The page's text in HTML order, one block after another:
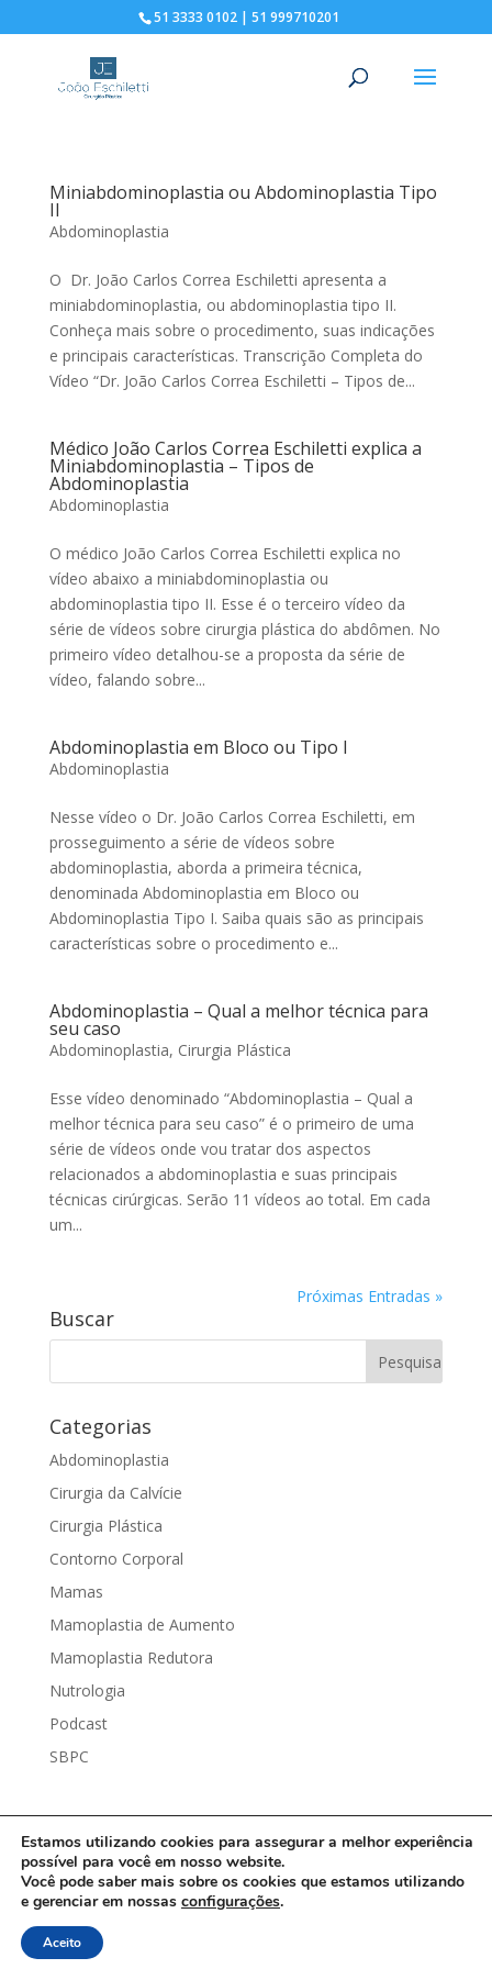
51 3333 0102 | 51 999710201
Miniabdominoplastia ou Abdominoplastia Tipo
II
Abdominoplastia
O Dr. João Carlos Correa Eschiletti apresenta a
miniabdominoplastia, ou abdominoplastia tipo II.
Conheça mais sobre o procedimento, suas indicações
e principais características. Transcrição Completa do
Vídeo “Dr. João Carlos Correa Eschiletti – Tipos de...
Médico João Carlos Correa Eschiletti explica a
Miniabdominoplastia – Tipos de
Abdominoplastia
Abdominoplastia
O médico João Carlos Correa Eschiletti explica no
vídeo abaixo a miniabdominoplastia ou
abdominoplastia tipo II. Esse é o terceiro vídeo da
série de vídeos sobre cirurgia plástica do abdômen. No
primeiro vídeo detalhou-se a proposta da série de
vídeo, falando sobre...
Abdominoplastia em Bloco ou Tipo I
Abdominoplastia
Nesse vídeo o Dr. João Carlos Correa Eschiletti, em
prosseguimento a série de vídeos sobre
abdominoplastia, aborda a primeira técnica,
denominada Abdominoplastia em Bloco ou
Abdominoplastia Tipo I. Saiba quais são as principais
características sobre o procedimento e...
Abdominoplastia – Qual a melhor técnica para
seu caso
Abdominoplastia, Cirurgia Plástica
Esse vídeo denominado “Abdominoplastia – Qual a
melhor técnica para seu caso” é o primeiro de uma
série de vídeos onde vou tratar dos aspectos
relacionados a abdominoplastia e suas principais
técnicas cirúrgicas. Serão 11 vídeos ao total. Em cada
um...
Próximas Entradas »
Buscar
Categorias
Abdominoplastia
Cirurgia da Calvície
Cirurgia Plástica
Contorno Corporal
Mamas
Mamoplastia de Aumento
Mamoplastia Redutora
Nutrologia
Podcast
SBPC
Dr. João Eschiletti | Todos os Direitos Reservados |
Política de Privacidade
Estamos utilizando cookies para assegurar a melhor experiência
possível para você em nosso website.
Você pode saber mais sobre os cookies que estamos utilizando
e gerenciar em nossas configurações.
Aceito